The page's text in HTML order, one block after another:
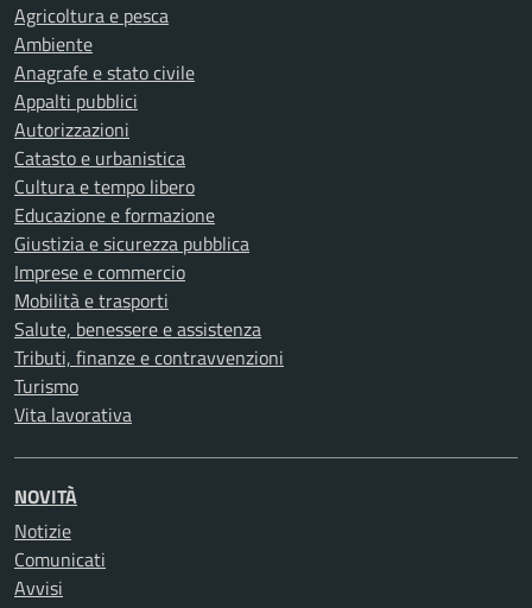
Agricoltura e pesca
Ambiente
Anagrafe e stato civile
Appalti pubblici
Autorizzazioni
Catasto e urbanistica
Cultura e tempo libero
Educazione e formazione
Giustizia e sicurezza pubblica
Imprese e commercio
Mobilità e trasporti
Salute, benessere e assistenza
Tributi, finanze e contravvenzioni
Turismo
Vita lavorativa
NOVITÀ
Notizie
Comunicati
Avvisi